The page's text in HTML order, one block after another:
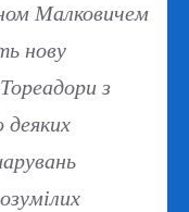
Малковичем
нову
з
деяких